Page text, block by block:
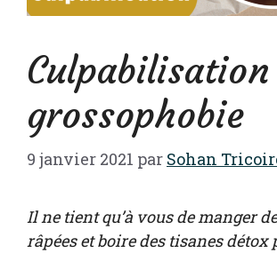
grossophobie
9 janvier 2021 par Sohan
Il ne tient qu’à vous de manger
râpées et boire des tisanes détox